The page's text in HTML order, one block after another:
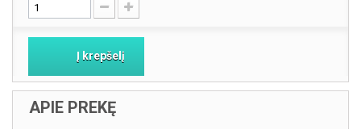
Į krepšelį
APIE PREKĘ